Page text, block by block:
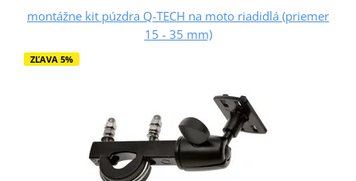
montážne kit púzdra Q-TECH na moto riadidlá (priemer
15 - 35 mm)
ZĽAVA 5%